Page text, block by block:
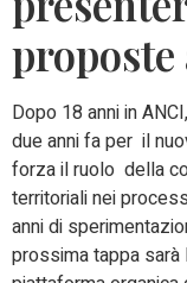
proposte
Dopo 18 anni in
due anni fa per il
forza il ruolo della
territoriali nei
anni di
prossima tappa sarà